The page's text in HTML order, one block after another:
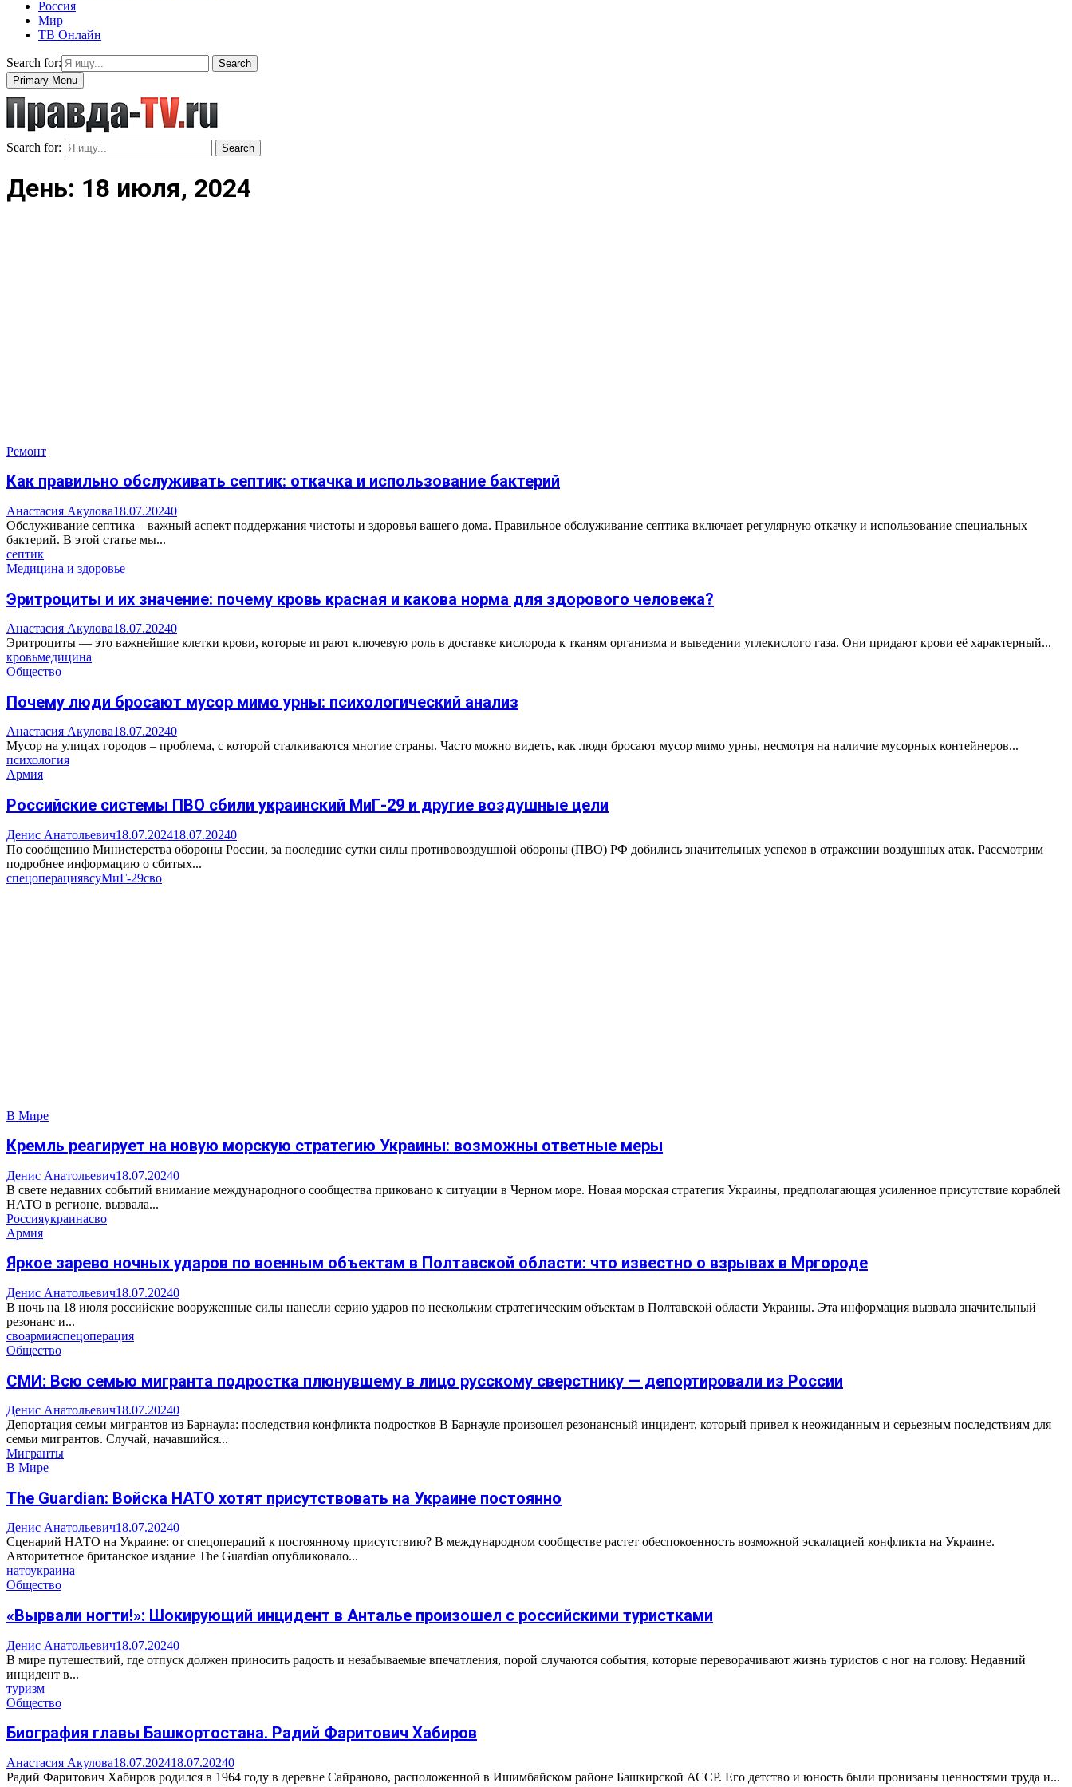
Россия
Мир
ТВ Онлайн
Search for:
Search
Primary Menu
Search for: Search
День: 18 июля, 2024
Ремонт
Как правильно обслуживать септик: откачка и использование бактерий
Анастасия Акулова18.07.20240
Обслуживание септика – важный аспект поддержания чистоты и здоровья вашего дома. Правильное обслуживание септика включает регулярную откачку и использование специальных
бактерий. В этой статье мы...
септик
Медицина и здоровье
Эритроциты и их значение: почему кровь красная и какова норма для здорового человека?
Анастасия Акулова18.07.20240
Эритроциты — это важнейшие клетки крови, которые играют ключевую роль в доставке кислорода к тканям организма и выведении углекислого газа. Они придают крови её характерный...
кровьмедицина
Общество
Почему люди бросают мусор мимо урны: психологический анализ
Анастасия Акулова18.07.20240
Мусор на улицах городов – проблема, с которой сталкиваются многие страны. Часто можно видеть, как люди бросают мусор мимо урны, несмотря на наличие мусорных контейнеров...
психология
Армия
Российские системы ПВО сбили украинский МиГ-29 и другие воздушные цели
Денис Анатольевич18.07.202418.07.20240
По сообщению Министерства обороны России, за последние сутки силы противовоздушной обороны (ПВО) РФ добились значительных успехов в отражении воздушных атак. Рассмотрим
подробнее информацию о сбитых...
спецоперациявсуМиГ-29сво
В Мире
Кремль реагирует на новую морскую стратегию Украины: возможны ответные меры
Денис Анатольевич18.07.20240
В свете недавних событий внимание международного сообщества приковано к ситуации в Черном море. Новая морская стратегия Украины, предполагающая усиленное присутствие кораблей
НАТО в регионе, вызвала...
Россияукраинасво
Армия
Яркое зарево ночных ударов по военным объектам в Полтавской области: что известно о взрывах в Мргороде
Денис Анатольевич18.07.20240
В ночь на 18 июля российские вооруженные силы нанесли серию ударов по нескольким стратегическим объектам в Полтавской области Украины. Эта информация вызвала значительный
резонанс и...
своармияспецоперация
Общество
СМИ: Всю семью мигранта подростка плюнувшему в лицо русскому сверстнику — депортировали из России
Денис Анатольевич18.07.20240
Депортация семьи мигрантов из Барнаула: последствия конфликта подростков В Барнауле произошел резонансный инцидент, который привел к неожиданным и серьезным последствиям для
семьи мигрантов. Случай, начавшийся...
Мигранты
В Мире
The Guardian: Войска НАТО хотят присутствовать на Украине постоянно
Денис Анатольевич18.07.20240
Сценарий НАТО на Украине: от спецопераций к постоянному присутствию? В международном сообществе растет обеспокоенность возможной эскалацией конфликта на Украине.
Авторитетное британское издание The Guardian опубликовало...
натоукраина
Общество
«Вырвали ногти!»: Шокирующий инцидент в Анталье произошел с российскими туристками
Денис Анатольевич18.07.20240
В мире путешествий, где отпуск должен приносить радость и незабываемые впечатления, порой случаются события, которые переворачивают жизнь туристов с ног на голову. Недавний
инцидент в...
туризм
Общество
Биография главы Башкортостана. Радий Фаритович Хабиров
Анастасия Акулова18.07.202418.07.20240
Радий Фаритович Хабиров родился в 1964 году в деревне Сайраново, расположенной в Ишимбайском районе Башкирской АССР. Его детство и юность были пронизаны ценностями труда и...